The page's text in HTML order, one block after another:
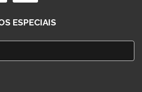
ESPECIAIS